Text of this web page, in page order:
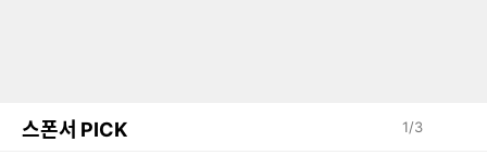
스폰서 PICK 1/3